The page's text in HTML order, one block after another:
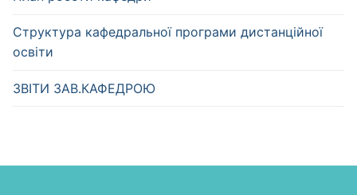
Структура кафедральної програми дистанційної
освіти
ЗВІТИ ЗАВ.КАФЕДРОЮ